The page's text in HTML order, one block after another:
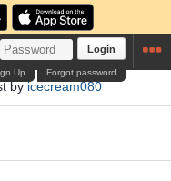
Login
Forgot password
Up
byicecream080